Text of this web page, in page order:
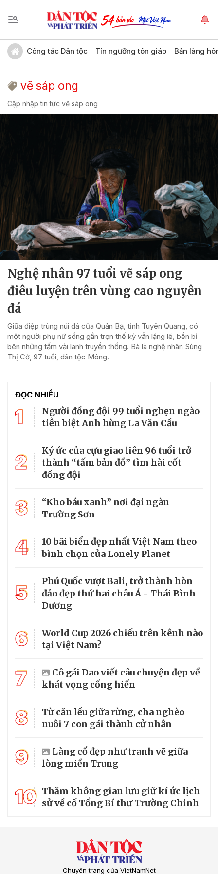
Công tác Dân tộc Tín ngưỡng tôn giáo Bản làng
vẽ sáp ong
Cập nhập tin tức vẽ sáp ong
Nghệ nhân 97 tuổi vẽ sáp ong
điêu luyện trên vùng cao nguyên
đá
Giữa điệp trùng núi đá của Quản Bạ, tỉnh Tuyên Quang, có
một người phụ nữ sống gần trọn thế kỷ vẫn lặng lẽ, bền bỉ
bên những tấm vải lanh truyền thống. Bà là nghệ nhân Sùng
Thị Cờ, 97 tuổi, dân tộc Mông.
ĐỌC NHIỀU
1
Người đồng đội 99 tuổi nghẹn ngào
tiễn biệt Anh hùng La Văn Cầu
2
Ký ức của cựu giao liên 96 tuổi trở
thành “tấm bản đồ” tìm hài cốt
đồng đội
3
“Kho báu xanh” nơi đại ngàn
Trường Sơn
4
10 bãi biển đẹp nhất Việt Nam theo
bình chọn của Lonely Planet
5
Phú Quốc vượt Bali, trở thành hòn
đảo đẹp thứ hai châu Á - Thái Bình
Dương
6
World Cup 2026 chiếu trên kênh nào
tại Việt Nam?
7
Cô gái Dao viết câu chuyện đẹp về
khát vọng cống hiến
8
Từ căn lều giữa rừng, cha nghèo
nuôi 7 con gái thành cử nhân
9
Làng cổ đẹp như tranh vẽ giữa
lòng miền Trung
10 Thăm không gian lưu giữ kí ức lịch
sử về cố Tổng Bí thư Trường Chinh
Chuyên trang của VietNamNet